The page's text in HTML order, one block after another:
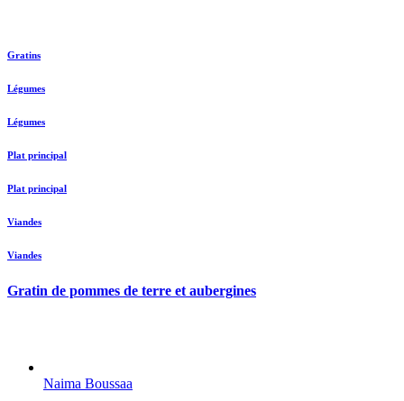
Gratins
Légumes
Légumes
Plat principal
Plat principal
Viandes
Viandes
Gratin de pommes de terre et aubergines
Naima Boussaa